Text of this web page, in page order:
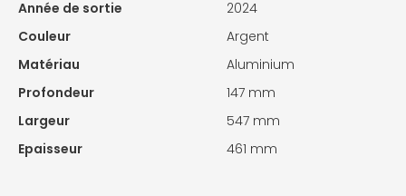
Année de sortie
2024
Couleur
Argent
Matériau
Aluminium
Profondeur
147 mm
Largeur
547 mm
Epaisseur
461 mm